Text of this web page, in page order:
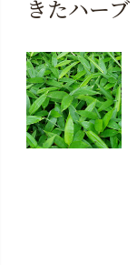
きたハーブ